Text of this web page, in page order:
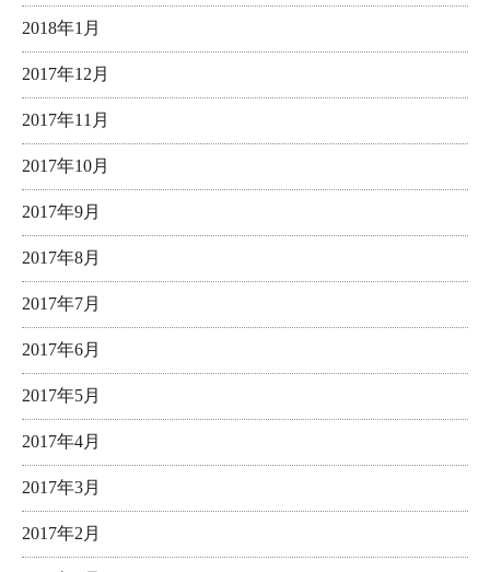
2018年1月
2017年12月
2017年11月
2017年10月
2017年9月
2017年8月
2017年7月
2017年6月
2017年5月
2017年4月
2017年3月
2017年2月